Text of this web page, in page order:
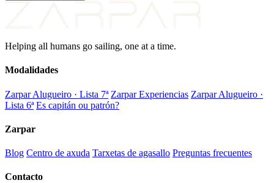
Helping all humans go sailing, one at a time.
Modalidades
Zarpar Alugueiro · Lista 7ª Zarpar Experiencias Zarpar Alugueiro ·
Lista 6ª Es capitán ou patrón?
Zarpar
Blog Centro de axuda Tarxetas de agasallo Preguntas frecuentes
Contacto